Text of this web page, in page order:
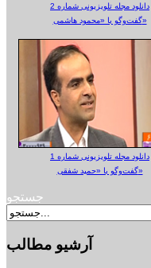
دانلود مجله تلویزیونی شماره 2
گفت‌وگو با «محمود هاشمی»
دانلود مجله تلویزیونی شماره 1
گفت‌وگو با «حمید شفقی»
جستجو
آرشیو مطالب